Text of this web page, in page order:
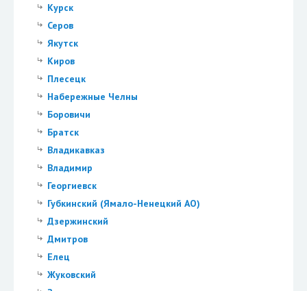
Курск
Серов
Якутск
Киров
Плесецк
Набережные Челны
Боровичи
Братск
Владикавказ
Владимир
Георгиевск
Губкинский (Ямало-Ненецкий АО)
Дзержинский
Дмитров
Елец
Жуковский